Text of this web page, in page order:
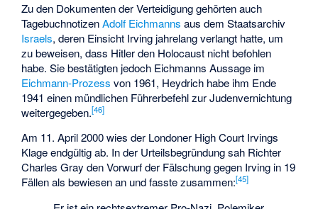
Zu den Dokumenten der Verteidigung gehörten auch
TagebuchnotizenAdolf Eichmanns aus dem Staatsarchiv
Israels, deren Einsicht Irving jahrelang verlangt hatte, um
zu beweisen, dass Hitler den Holocaust nicht befohlen
habe. Sie bestätigten jedoch Eichmanns Aussage im
Eichmann-Prozess von 1961, Heydrich habe ihm Ende
1941 einen mündlichen Führerbefehl zur Judenvernichtung
weitergegeben.[46]
Am 11. April 2000 wies der Londoner High Court Irvings
Klage endgültig ab. In der Urteilsbegründung sah Richter
Charles Gray den Vorwurf der Fälschung gegen Irving in 19
Fällen als bewiesen an und fasste zusammen:[45]